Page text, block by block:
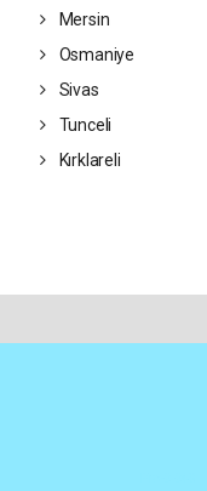
Mersin
Osmaniye
Sivas
Tunceli
Kırklareli